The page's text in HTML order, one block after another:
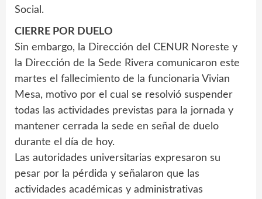
Social.
CIERRE POR DUELO
Sin embargo, la Dirección del CENUR Noreste y
la Dirección de la Sede Rivera comunicaron este
martes el fallecimiento de la funcionaria Vivian
Mesa, motivo por el cual se resolvió suspender
todas las actividades previstas para la jornada y
mantener cerrada la sede en señal de duelo
durante el día de hoy.
Las autoridades universitarias expresaron su
pesar por la pérdida y señalaron que las
actividades académicas y administrativas